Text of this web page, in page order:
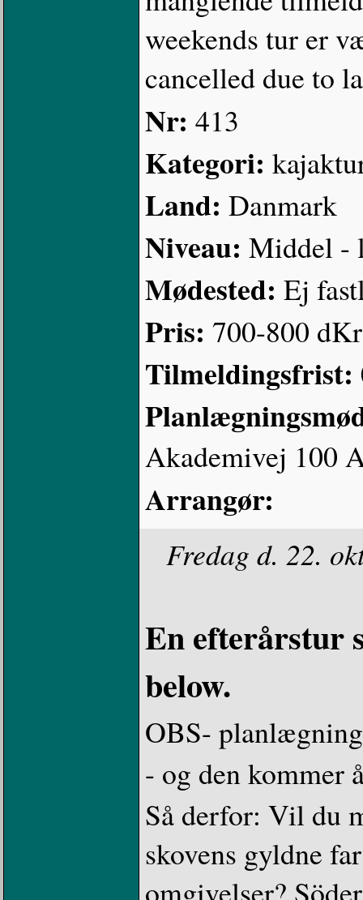
weekends tur er
cancelled due to
Nr: 413
Kategori:
Land: Danmark
Niveau: Middel -
Mødested: Ej
Pris: 700-800 dKr
Tilmeldingsfrist:
Akademivej 100
Arrangør:
Fredag d. 22.
En efterårstur
below.
OBS-
- og den kommer
Så derfor: Vil du
skovens gyldne
omgivelser?